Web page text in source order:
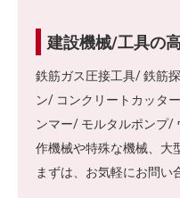
建設機械/工具の
鉄筋ガス圧接工具/ 鉄筋
ン/ コンクリートカッタ
ンマー/ モルタルポンプ/
作機械や特殊な機械、大
まずは、お気軽にお問い